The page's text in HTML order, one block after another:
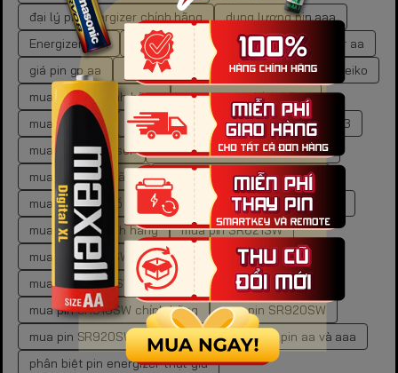
đại lý pin energizer chính hãng
dung lượng pin aaa
Energizer Max
Energizer Max AA
giá pin energizer aa
giá pin gp aa
kích thước pin aa
mã pin đồng hồ Seiko
mua pin 9V chính hãng
mua pin aa chính hãng
mua pin AG10
mua pin AG10 đồng hồ
mua pin AG3
mua pin AG3 laser
mua pin AG3 laser chính hãng
mua pin chính hãng
mua pin cr2450 chính hãng
mua pin đồng hồ Seiko chính hãng
mua pin gp ở đâu
mua pin LR chính hãng
mua pin SR621SW
mua pin SR621SW chính hãng
mua pin SR626SW chính hãng
mua pin SR916SW
mua pin SR916SW chính hãng
mua pin SR920SW
mua pin SR920SW chính hãng
phân biệt pin aa và aaa
phân biệt pin energizer thật giả